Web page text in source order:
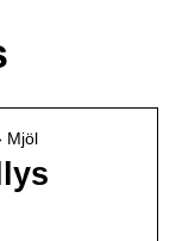
Mjöl